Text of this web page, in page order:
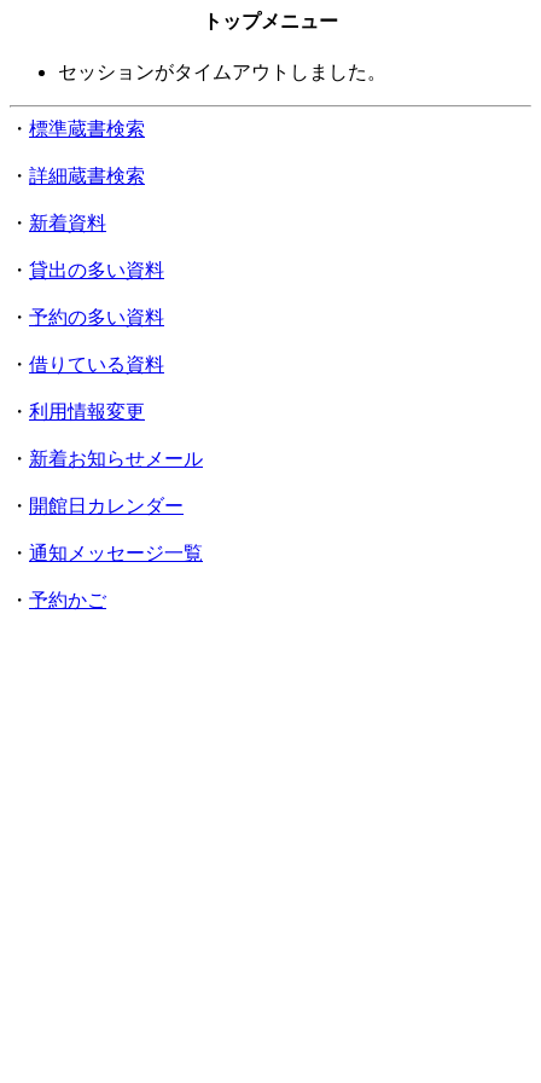
トップメニュー
セッションがタイムアウトしました。
・ 標準蔵書検索
・ 詳細蔵書検索
・ 新着資料
・ 貸出の多い資料
・ 予約の多い資料
・ 借りている資料
・ 利用情報変更
・ 新着お知らせメール
・ 開館日カレンダー
・ 通知メッセージ一覧
・ 予約かご